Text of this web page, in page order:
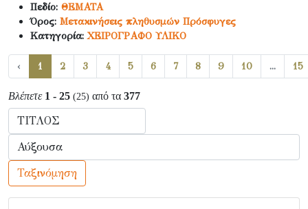
Πεδίο: ΘΕΜΑΤΑ
Όρος: Μετακινήσεις πληθυσμών Πρόσφυγες
Κατηγορία:ΧΕΙΡΟΓΡΑΦΟ ΥΛΙΚΟ
‹ 1 2 3 4 5 6 7 8 9 10 ... 15
Βλέπετε 1 - 25 (25) από τα 377
Ταξινόμηση